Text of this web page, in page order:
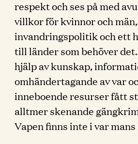
respekt och ses på med
villkor för kvinnor och
invandringspolitik och ett
till länder som behöver
hjälp av kunskap,
omhändertagande av var
inneboende resurser fått
alltmer skenande
Vapen finns inte i var mans